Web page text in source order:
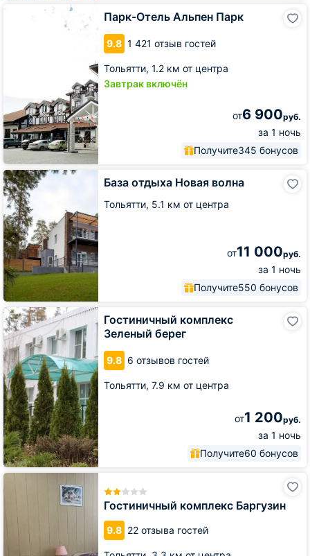
Парк-Отель Альпен Парк
9.8 1 421 отзыв гостей
Тольятти, 1.2 км от центра
Завтрак включён
от6 900руб.
за 1 ночь
Получите345 бонусов
База отдыха Новая волна
Тольятти, 5.1 км от центра
от11 000руб.
за 1 ночь
Получите550 бонусов
База
отдыха
Новая
волна
Гостиничный комплекс
Зеленый берег
9.8 6 отзывов гостей
Тольятти, 7.9 км от центра
от1 200руб.
за 1 ночь
Получите60 бонусов
Гостиничный
комплекс
Зеленый
берег
Гостиничный комплекс Баргузин
9.8 22 отзыва гостей
Гостиничный
комплекс